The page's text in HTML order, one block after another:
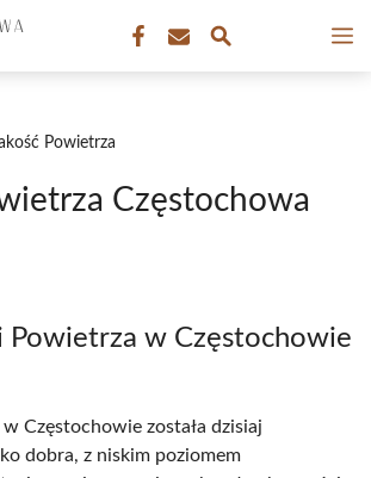
Powietrza
Częstochowa
Powietrza w Częstochowie
Częstochowie została dzisiaj
dobra, z niskim poziomem